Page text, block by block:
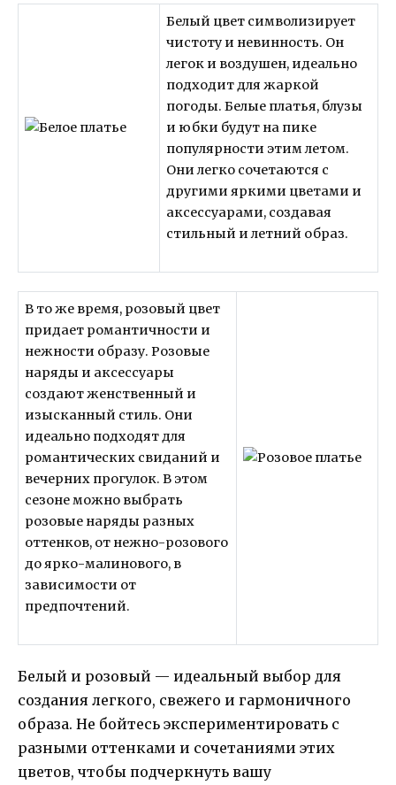
Белый цвет символизирует
чистоту и невинность. Он
легок и воздушен, идеально
подходит для жаркой
погоды. Белые платья, блузы
и юбки будут на пике
популярности этим летом.
Они легко сочетаются с
другими яркими цветами и
аксессуарами, создавая
стильный и летний образ.
В то же время, розовый цвет
придает романтичности и
нежности образу. Розовые
наряды и аксессуары
создают женственный и
изысканный стиль. Они
идеально подходят для
романтических свиданий и
вечерних прогулок. В этом
сезоне можно выбрать
розовые наряды разных
оттенков, от нежно-розового
до ярко-малинового, в
зависимости от
предпочтений.
Белый и розовый — идеальный выбор для
создания легкого, свежего и гармоничного
образа. Не бойтесь экспериментировать с
разными оттенками и сочетаниями этих
цветов, чтобы подчеркнуть вашу